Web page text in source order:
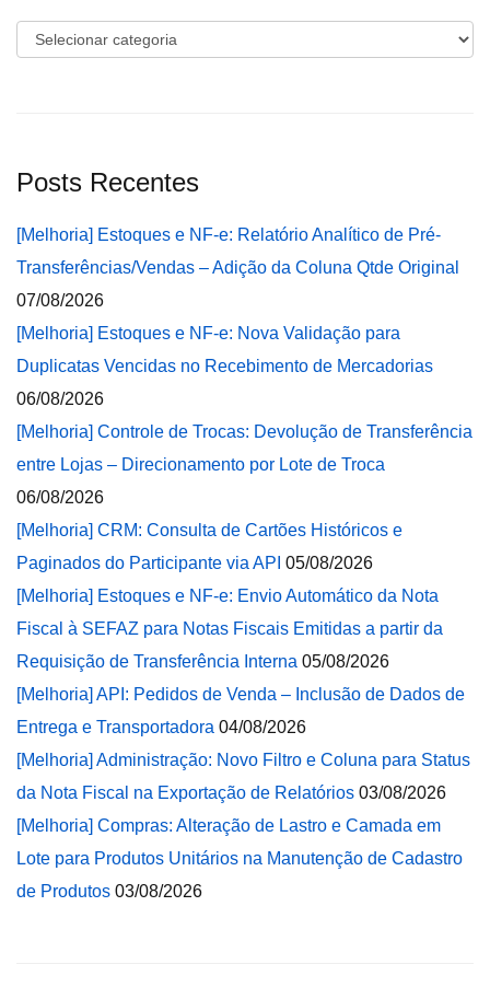
Categorias
Posts Recentes
[Melhoria] Estoques e NF-e: Relatório Analítico de Pré-
Transferências/Vendas – Adição da Coluna Qtde Original
07/08/2026
[Melhoria] Estoques e NF-e: Nova Validação para
Duplicatas Vencidas no Recebimento de Mercadorias
06/08/2026
[Melhoria] Controle de Trocas: Devolução de Transferência
entre Lojas – Direcionamento por Lote de Troca
06/08/2026
[Melhoria] CRM: Consulta de Cartões Históricos e
Paginados do Participante via API 05/08/2026
[Melhoria] Estoques e NF-e: Envio Automático da Nota
Fiscal à SEFAZ para Notas Fiscais Emitidas a partir da
Requisição de Transferência Interna 05/08/2026
[Melhoria] API: Pedidos de Venda – Inclusão de Dados de
Entrega e Transportadora 04/08/2026
[Melhoria] Administração: Novo Filtro e Coluna para Status
da Nota Fiscal na Exportação de Relatórios 03/08/2026
[Melhoria] Compras: Alteração de Lastro e Camada em
Lote para Produtos Unitários na Manutenção de Cadastro
de Produtos 03/08/2026